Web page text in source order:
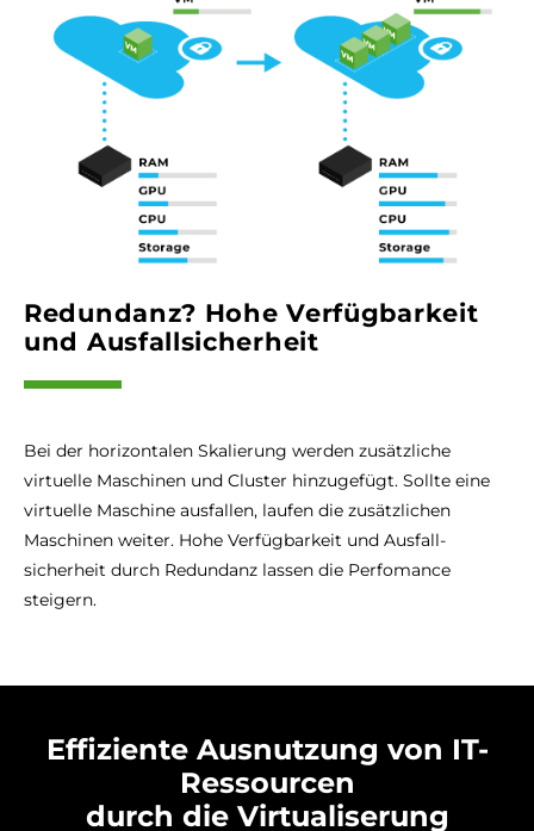
Redundanz? Hohe Verfügbarkeit
und Ausfallsicherheit
Bei der horizontalen Skalierung werden zusätzliche
virtuelle Maschinen und Cluster hinzugefügt. Sollte eine
virtuelle Maschine ausfallen, laufen die zusätzlichen
Maschinen weiter. Hohe Verfügbarkeit und Ausfall-
sicherheit durch Redundanz lassen die Perfomance
steigern.
Effiziente Ausnutzung von IT-
Ressourcen
durch die Virtualiserung